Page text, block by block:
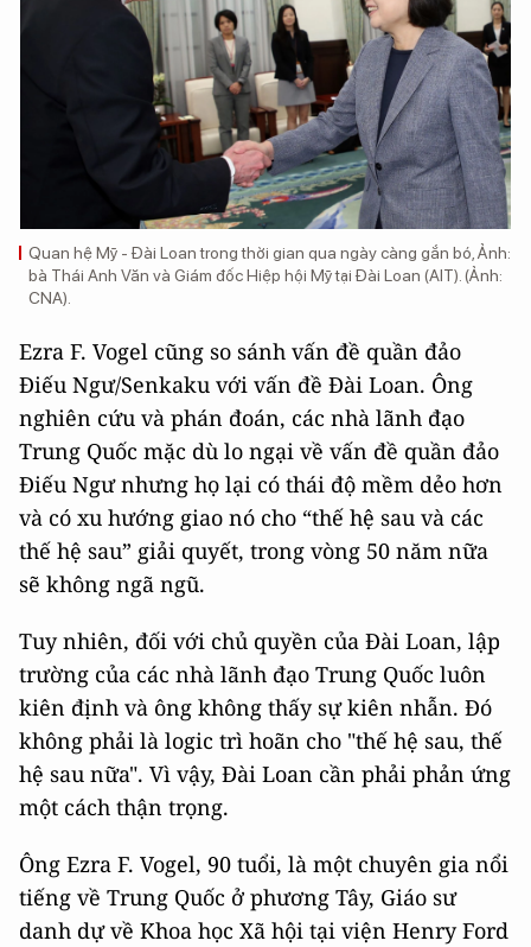
Quan hệ Mỹ - Đài Loan trong thời gian qua ngày càng gắn bó, Ảnh:
bà Thái Anh Văn và Giám đốc Hiệp hội Mỹ tại Đài Loan (AIT). (Ảnh:
CNA).
Ezra F. Vogel cũng so sánh vấn đề quần đảo
Điếu Ngư/Senkaku với vấn đề Đài Loan. Ông
nghiên cứu và phán đoán, các nhà lãnh đạo
Trung Quốc mặc dù lo ngại về vấn đề quần đảo
Điếu Ngư nhưng họ lại có thái độ mềm dẻo hơn
và có xu hướng giao nó cho “thế hệ sau và các
thế hệ sau” giải quyết, trong vòng 50 năm nữa
sẽ không ngã ngũ.
Tuy nhiên, đối với chủ quyền của Đài Loan, lập
trường của các nhà lãnh đạo Trung Quốc luôn
kiên định và ông không thấy sự kiên nhẫn. Đó
không phải là logic trì hoãn cho "thế hệ sau, thế
hệ sau nữa". Vì vậy, Đài Loan cần phải phản ứng
một cách thận trọng.
Ông Ezra F. Vogel, 90 tuổi, là một chuyên gia nổi
tiếng về Trung Quốc ở phương Tây, Giáo sư
danh dự về Khoa học Xã hội tại viện Henry Ford